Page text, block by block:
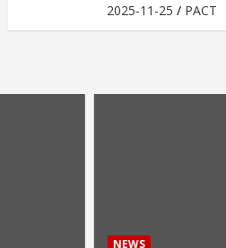
2025-11-25 PACT
NEWS